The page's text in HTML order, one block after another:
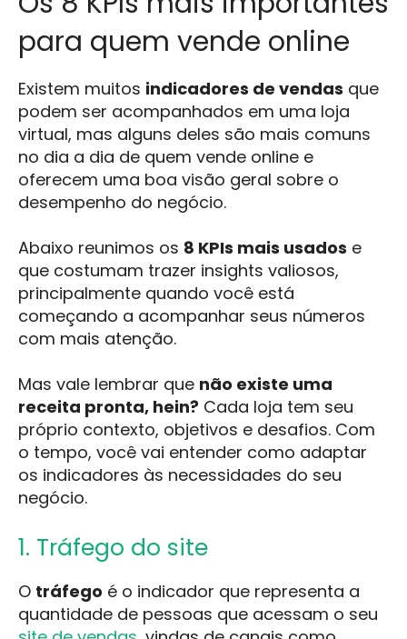
para quem vende online
Existem muitos indicadores de vendas que
podem ser acompanhados em uma loja
virtual, mas alguns deles são mais comuns
no dia a dia de quem vende online e
oferecem uma boa visão geral sobre o
desempenho do negócio.
Abaixo reunimos os 8 KPIs mais usados e
que costumam trazer insights valiosos,
principalmente quando você está
começando a acompanhar seus números
com mais atenção.
Mas vale lembrar que não existe uma
receita pronta, hein? Cada loja tem seu
próprio contexto, objetivos e desafios. Com
o tempo, você vai entender como adaptar
os indicadores às necessidades do seu
negócio.
1. Tráfego do site
O tráfego é o indicador que representa a
quantidade de pessoas que acessam o seu